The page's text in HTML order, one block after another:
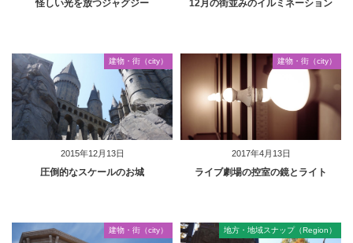
怪しい光を放つジャグジー 12月の街並みのイルミネーション
2015年12月13日
建物・街（city）
圧倒的なスケールのお城
2017年4月13日
建物・街（city）
ライブ劇場の控室の鏡とライト
建物・街（city） 地方・地域スナップ（Region）